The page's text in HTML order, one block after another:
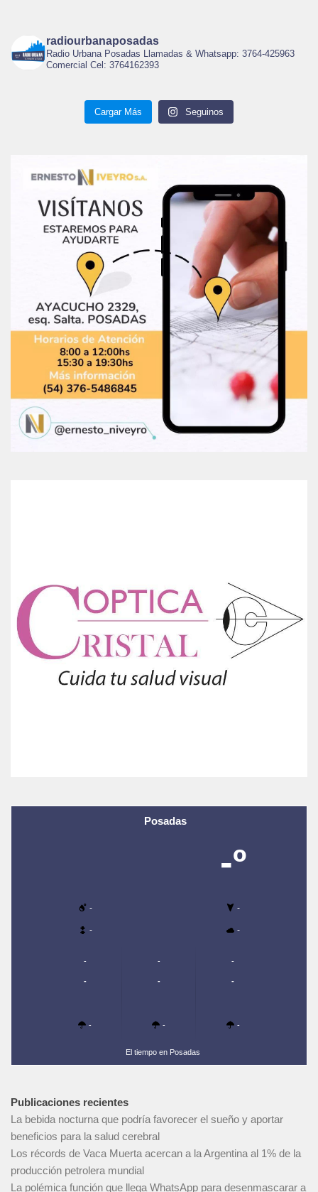
radiourbanaposadas
Radio Urbana Posadas Llamadas & Whatsapp: 3764-425963
Comercial Cel: 3764162393
Cargar Más Seguinos
Posadas
-º
- -
- -
-
-
-
-
-
-
-
-
-
El tiempo en Posadas
Publicaciones recientes
La bebida nocturna que podría favorecer el sueño y aportar
beneficios para la salud cerebral
Los récords de Vaca Muerta acercan a la Argentina al 1% de la
producción petrolera mundial
La polémica función que llega WhatsApp para desenmascarar a